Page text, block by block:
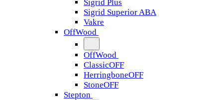
Sigrid Plus
Sigrid Superior ABA
Vakre
OffWood
OffWood
ClassicOFF
HerringboneOFF
StoneOFF
Stepton